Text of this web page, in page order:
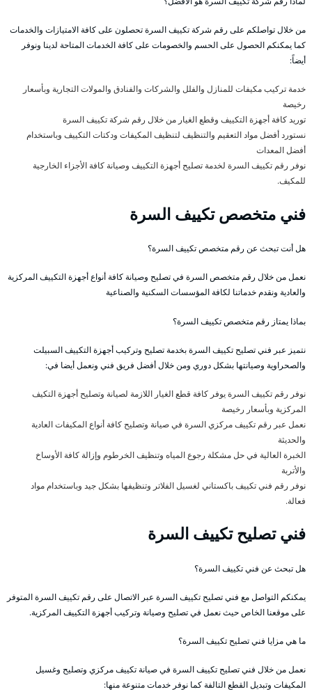
من خلال تواصلكم على رقم شركة تكييف السرة تحصلون على كافة الامتيازات والخدمات
كما يمكنكم الحصول على الحسم والخصومات على كافة الخدمات المتاحة لدينا ونوفر
أيضاً:
خدمة تركيب مكيفات للمنازل والفلل والشركات والفنادق والمولات التجارية وبأسعار
رخيصة
توريد كافة أجهزة التكييف وقطع الغيار من خلال رقم شركة تكييف السرة
نستورد أفضل مواد التعقيم والتنظيف لتنظيف المكيفات ودكتات التكييف وباستخدام
أفضل المعدات
نوفر رقم تكييف السرة لخدمة تصليح أجهزة التكييف وصيانة كافة الأجزاء الخارجية
للمكيف.
فني متخصص تكييف السرة
هل أنت تبحث عن رقم متخصص تكييف السرة؟
نعمل من خلال رقم متخصص السرة في تصليح وصيانة كافة أنواع أجهزة التكييف المركزية
والعادية ونقدم خدماتنا لكافة المؤسسات السكنية والصناعية
بماذا يمتاز رقم متخصص تكييف السرة؟
نتميز عبر فني تصليح تكييف السرة بخدمة تصليح وتركيب أجهزة التكييف السبيلت
والصحراوية وصيانتها بشكل دوري ومن خلال أفضل فريق فني ونعمل أيضا في:
نوفر رقم تكييف السرة يوفر كافة قطع الغيار اللازمة لصيانة وتصليح أجهزة التكيف
المركزية وبأسعار رخيصة
نعمل عبر رقم تكييف مركزي السرة في صيانة وتصليح كافة أنواع المكيفات العادية
والحديثة
الخبرة العالية في حل مشكلة رجوع المياه وتنظيف الخرطوم وإزالة كافة الأوساخ
والأتربة
نوفر رقم فني تكييف باكستاني لغسيل الفلاتر وتنظيفها بشكل جيد وباستخدام مواد
فعالة.
فني تصليح تكييف السرة
هل تبحث عن فني تكييف السرة؟
يمكنكم التواصل مع فني تصليح تكييف السرة عبر الاتصال على رقم تكييف السرة المتوفر
على موقعنا الخاص حيث نعمل في تصليح وصيانة وتركيب أجهزة التكييف المركزية.
ما هي مزايا فني تصليح تكييف السرة؟
نعمل من خلال فني تصليح تكييف السرة في صيانة تكييف مركزي وتصليح وغسيل
المكيفات وتبديل القطع التالفة كما نوفر خدمات متنوعة منها: